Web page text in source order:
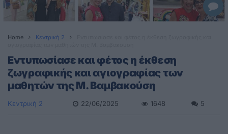
Home Κεντρική 2
Εντυπωσίασε και φέτος η έκθεση
ζωγραφικής και αγιογραφίας των
μαθητών της Μ. Βαμβακούση
Κεντρική 2 22/06/2025 1648 5